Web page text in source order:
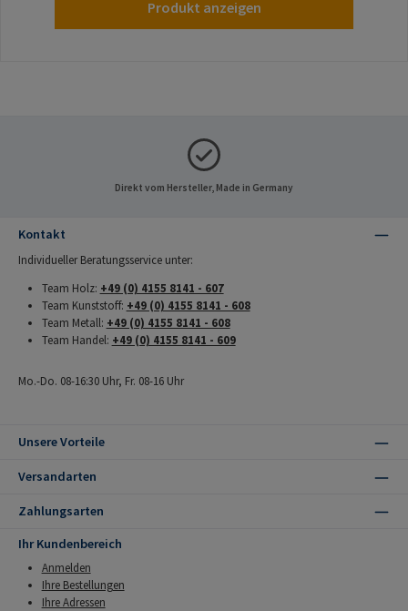
Produkt anzeigen
Direkt vom Hersteller, Made in Germany
Kontakt
Individueller Beratungsservice unter:
Team Holz: +49 (0) 4155 8141 - 607
Team Kunststoff: +49 (0) 4155 8141 - 608
Team Metall: +49 (0) 4155 8141 - 608
Team Handel: +49 (0) 4155 8141 - 609
Mo.-Do. 08-16:30 Uhr, Fr. 08-16 Uhr
Unsere Vorteile
Versandarten
Zahlungsarten
Ihr Kundenbereich
Anmelden
Ihre Bestellungen
Ihre Adressen